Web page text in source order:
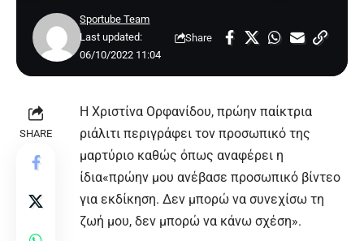
Last updated:
06/10/2022 11:04
Sportube Team
Share
SHARE
Η Χριστίνα Ορφανίδου, πρώην παίκτρια
ριάλιτι περιγράφει τον προσωπικό της
μαρτύριο καθώς όπως αναφέρει η
ίδια«πρώην μου ανέβασε προσωπικό βίντεο
για εκδίκηση. Δεν μπορώ να συνεχίσω τη
ζωή μου, δεν μπορώ να κάνω σχέση».